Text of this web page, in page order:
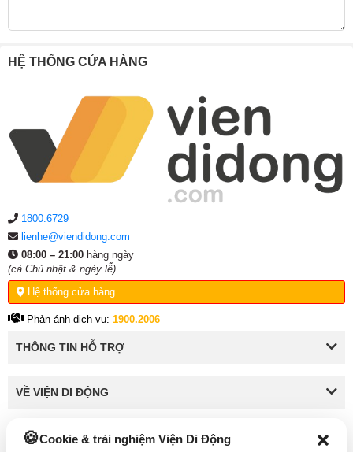
Cookie & trải nghiệm Viện Di Động
HỆ THỐNG CỬA HÀNG
1800.6729
lienhe@viendidong.com
08:00 – 21:00 hàng ngày
(cả Chủ nhật & ngày lễ)
Hệ thống cửa hàng
Phản ánh dịch vụ: 1900.2006
THÔNG TIN HỖ TRỢ
VỀ VIỆN DI ĐỘNG
KẾT NỐI VỚI VIỆN DI ĐỘNG